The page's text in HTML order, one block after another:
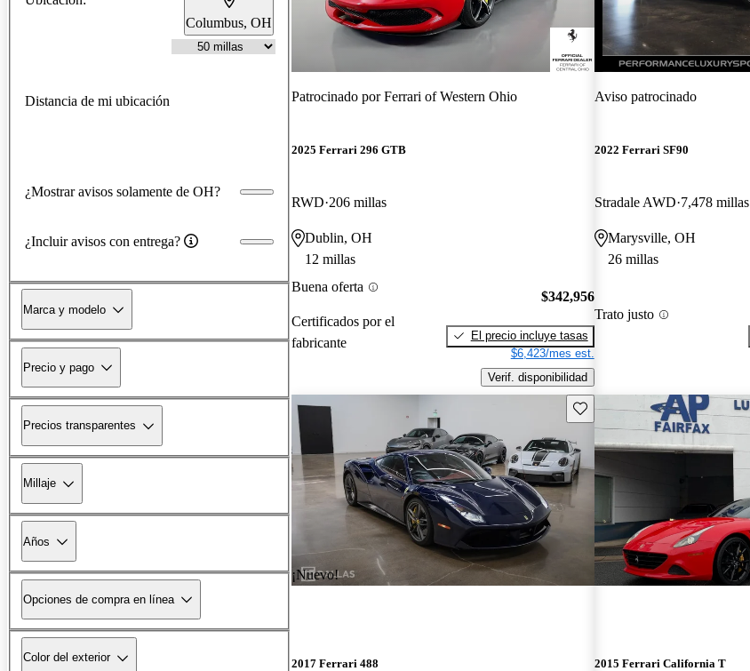
Columbus, OH
Distancia de mi ubicación
¿Mostrar avisos solamente de OH?
¿Incluir avisos con entrega?
Marca y modelo
Precio y pago
Precios transparentes
Millaje
Años
Opciones de compra en línea
Color del exterior
Patrocinado porFerrari of Western Ohio
2025 Ferrari 296 GTB
RWD 206 millas
Dublin, OH
12 millas
Buena oferta
Certificados por el
fabricante
$342,956
El precio incluye tasas
$6,423/mes est.
Verif. disponibilidad
Aviso patrocinado
2022 Ferrari SF90
Stradale AWD 7,478 millas
Marysville, OH
26 millas
Trato justo
¡Nuevo!
Guarda este Aviso
2017 Ferrari 488 2015 Ferrari California T